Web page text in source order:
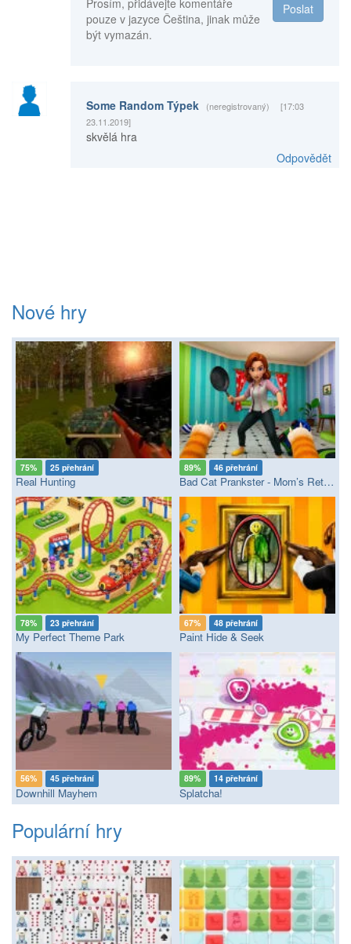
Poslat
pouze v jazyce Čeština, jinak může
být vymazán.
Some Random Týpek (neregistrovaný)
[17:03
23.11.2019]
skvělá hra
Odpovědět
Nové hry
75% 25 přehrání
Real Hunting
89% 46 přehrání
Bad Cat Prankster - Mom’s Return
78% 23 přehrání
My Perfect Theme Park
67% 48 přehrání
Paint Hide & Seek
56% 45 přehrání
Downhill Mayhem
89% 14 přehrání
Splatcha!
Populární hry